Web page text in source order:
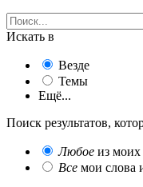
Искать в
Везде
Темы
Ещё...
Поиск результатов,
Любое из моих
Все мои слова